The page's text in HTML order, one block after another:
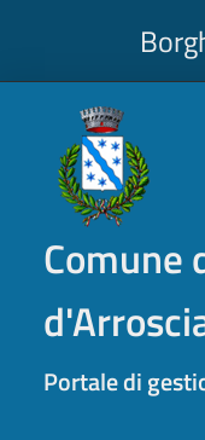
Comune
Portale di